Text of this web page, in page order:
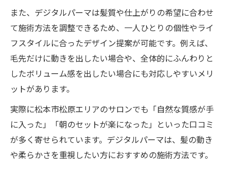
髪質診断から始めるデジタルパーマの効果
的施術
デジタルパーマで髪質の悩みを解消する方
法
ダメージを抑えたい方におすすめのパーマ方法
ダメージレスなデジタルパーマの施術ポイ
ント
髪への優しさを追求したデジタルパーマ技
術
デジタルパーマで叶う傷みにくいカール作
また、デジタルパーマは髪質や仕上がりの希望に合わせ
て施術方法を調整できるため、一人ひとりの個性やライ
フスタイルに合ったデザイン提案が可能です。例えば、
毛先だけに動きを出したい場合や、全体的にふんわりと
したボリューム感を出したい場合にも対応しやすいメリ
ットがあります。
実際に松本市松原エリアのサロンでも「自然な質感が手
に入った」「朝のセットが楽になった」といった口コミ
が多く寄せられています。デジタルパーマは、髪の動き
や柔らかさを重視したい方におすすめの施術方法です。